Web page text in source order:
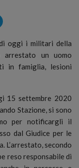
oggi i militari della
arrestato un uomo
in famiglia, lesioni
15 settembre 2020
Stazione, si sono
per notificargli il
dal Giudice per le
L’arrestato, secondo
reso responsabile di